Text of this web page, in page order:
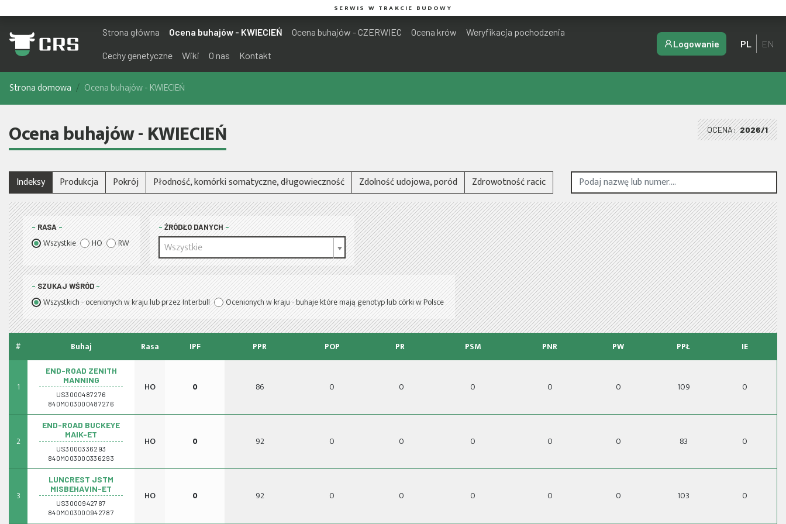
SERWIS W TRAKCIE BUDOWY
Strona główna Ocena buhajów - KWIECIEŃ Ocena buhajów - CZERWIEC Ocena krów Weryfikacja pochodzenia
Cechy genetyczne Wiki O nas Kontakt
Logowanie PL EN
Strona domowa Ocena buhajów - KWIECIEŃ
Ocena buhajów - KWIECIEŃ OCENA: 2026/1
Indeksy Produkcja Pokrój Płodność, komórki somatyczne, długowieczność Zdolność udojowa, poród Zdrowotność racic
RASA
Wszystkie HO RW
ŹRÓDŁO DANYCH
Wszystkie
SZUKAJ WŚRÓD
Wszystkich - ocenionych w kraju lub przez Interbull Ocenionych w kraju - buhaje które mają genotyp lub córki w Polsce
# Buhaj Rasa IPF PPR POP PR PSM PNR PW PPŁ IE
1
END-ROAD ZENITH
MANNING
US3000487276
840M003000487276
HO 0 86 0 0 0 0 0 109 0
2
END-ROAD BUCKEYE
MAIK-ET
US3000336293
840M003000336293
HO 0 92 0 0 0 0 0 83 0
3
LUNCREST JSTM
MISBEHAVIN-ET
US3000942787
840M003000942787
HO 0 92 0 0 0 0 0 103 0